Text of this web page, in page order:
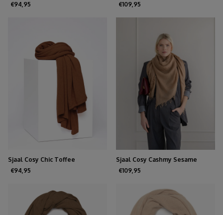
€94,95
€109,95
Sjaal Cosy Chic Toffee
€94,95
Sjaal Cosy Cashmy Sesame
€109,95